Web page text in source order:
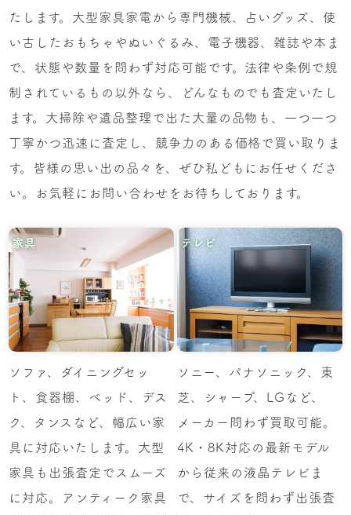
たします。大型家具家電から専門機械、占いグッズ、使
い古したおもちゃやぬいぐるみ、電子機器、雑誌や本ま
で、状態や数量を問わず対応可能です。法律や条例で規
制されているもの以外なら、どんなものでも査定いたし
ます。大掃除や遺品整理で出た大量の品物も、一つ一つ
丁寧かつ迅速に査定し、競争力のある価格で買い取りま
す。皆様の思い出の品々を、ぜひ私どもにお任せくださ
い。お気軽にお問い合わせをお待ちしております。
家具
ソファ、ダイニングセッ
ト、食器棚、ベッド、デス
ク、タンスなど、幅広い家
具に対応いたします。大型
家具も出張査定でスムーズ
に対応。アンティーク家具
テレビ
ソニー、パナソニック、東
芝、シャープ、LGなど、
メーカー問わず買取可能。
4K・8K対応の最新モデル
から従来の液晶テレビま
で、サイズを問わず出張査